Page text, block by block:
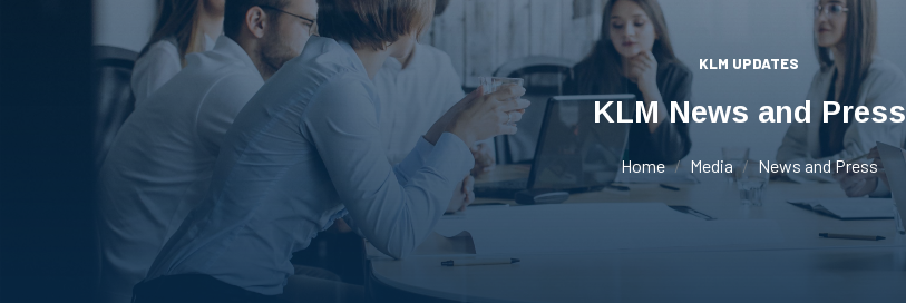
KLM UPDATES
KLM News and Press
Home Media News and Press